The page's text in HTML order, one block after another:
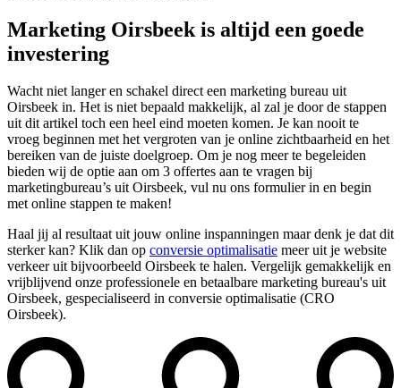
Marketing Oirsbeek is altijd een goede
investering
Wacht niet langer en schakel direct een marketing bureau uit
Oirsbeek in. Het is niet bepaald makkelijk, al zal je door de stappen
uit dit artikel toch een heel eind moeten komen. Je kan nooit te
vroeg beginnen met het vergroten van je online zichtbaarheid en het
bereiken van de juiste doelgroep. Om je nog meer te begeleiden
bieden wij de optie aan om 3 offertes aan te vragen bij
marketingbureau’s uit Oirsbeek, vul nu ons formulier in en begin
met online stappen te maken!
Haal jij al resultaat uit jouw online inspanningen maar denk je dat dit
sterker kan? Klik dan op conversie optimalisatie meer uit je website
verkeer uit bijvoorbeeld Oirsbeek te halen. Vergelijk gemakkelijk en
vrijblijvend onze professionele en betaalbare marketing bureau's uit
Oirsbeek, gespecialiseerd in conversie optimalisatie (CRO
Oirsbeek).